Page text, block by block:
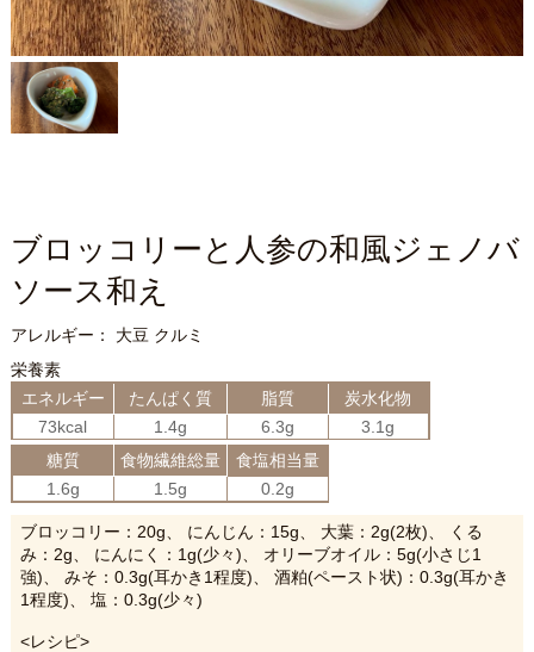
ブロッコリーと人参の和風ジェノバ
ソース和え
アレルギー： 大豆 クルミ
栄養素
エネルギー
たんぱく質 脂質
炭水化物
73kcal
1.4g 6.3g
3.1g
糖質
食物繊維総量
食塩相当量
1.6g
1.5g 0.2g
ブロッコリー：20g、 にんじん：15g、 大葉：2g(2枚)、 くる
み：2g、 にんにく：1g(少々)、 オリーブオイル：5g(小さじ1
強)、 みそ：0.3g(耳かき1程度)、 酒粕(ペースト状)：0.3g(耳かき
1程度)、 塩：0.3g(少々)
<レシピ>